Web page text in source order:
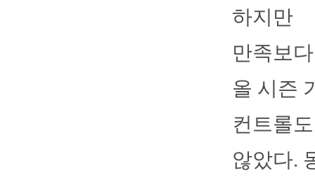
하지만
만족보
올 시즌
컨트롤
않았다.